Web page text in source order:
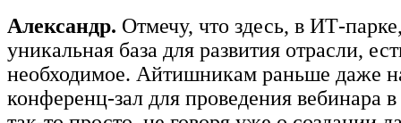
Александр. Отмечу, что здесь, в ИТ-
уникальная база для развития отрасли,
необходимое. Айтишникам раньше даже
конференц-зал для проведения вебинара